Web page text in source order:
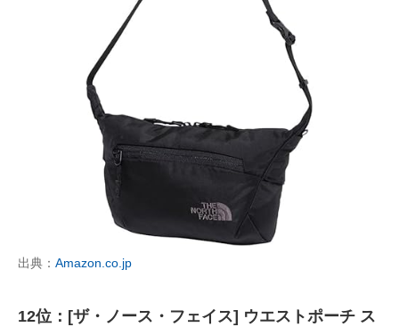
出典： Amazon.co.jp
12位：[ザ・ノース・フェイス] ウエストポーチ ス